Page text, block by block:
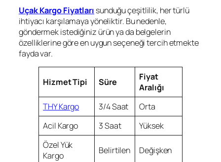
Uçak Kargo Fiyatları sunduğu çeşitlilik, her türlü
ihtiyacı karşılamaya yöneliktir. Bu nedenle,
göndermek istediğiniz ürün ya da belgelerin
özelliklerine göre en uygun seçeneği tercih etmekte
fayda var.
Hizmet Tipi Süre
Fiyat
Aralığı
THY Kargo
3/4 Saat
Orta
Acil Kargo
3 Saat
Yüksek
Özel Yük
Kargo
Belirtilen
Değişken